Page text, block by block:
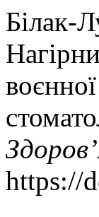
Білак-
https://